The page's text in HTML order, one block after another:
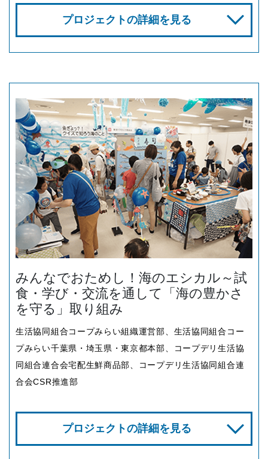
プロジェクトの詳細を見る
みんなでおためし！海のエシカル～試
食・学び・交流を通して「海の豊かさ
を守る」取り組み
生活協同組合コープみらい組織運営部、生活協同組合コー
プみらい千葉県・埼玉県・東京都本部、コープデリ生活協
同組合連合会宅配生鮮商品部、コープデリ生活協同組合連
合会CSR推進部
プロジェクトの詳細を見る